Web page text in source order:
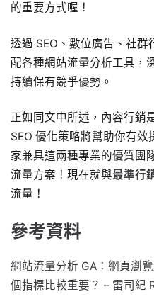
的重要方式喔！
透過 SEO、數位廣告、社
配各種網站流量分析工具，
持續保有競爭優勢。
正如同文中所述，內容行銷
SEO 優化策略將幫助你有效
家兼具這兩種專業的優質團
流量方案！現在就與最準行
流量！
參考資料
網站流量分析 GA：網頁瀏
個指標比較重要？ – 雷司紀